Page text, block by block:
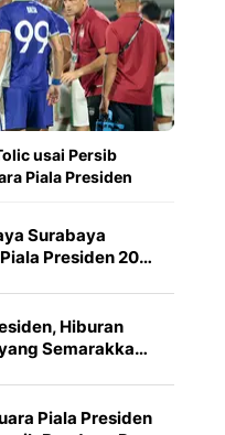
usai Persib
Piala Presiden
Surabaya
Presiden 20…
Hiburan
Semarakka…
Piala Presiden